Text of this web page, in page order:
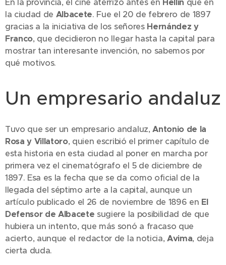
En la provincia, el cine aterrizó antes en Hellín que en
la ciudad de Albacete. Fue el 20 de febrero de 1897
gracias a la iniciativa de los señores Hernández y
Franco, que decidieron no llegar hasta la capital para
mostrar tan interesante invención, no sabemos por
qué motivos.
Un empresario andaluz
Tuvo que ser un empresario andaluz,Antonio de la
Rosa y Villatoro, quien escribió el primer capítulo de
esta historia en esta ciudad al poner en marcha por
primera vez el cinematógrafo el 5 de diciembre de
1897. Esa es la fecha que se da como oficial de la
llegada del séptimo arte a la capital, aunque un
artículo publicado el 26 de noviembre de 1896 en El
Defensor de Albacetesugiere la posibilidad de que
hubiera un intento, que más sonó a fracaso que
acierto, aunque el redactor de la noticia, Avima, deja
cierta duda.